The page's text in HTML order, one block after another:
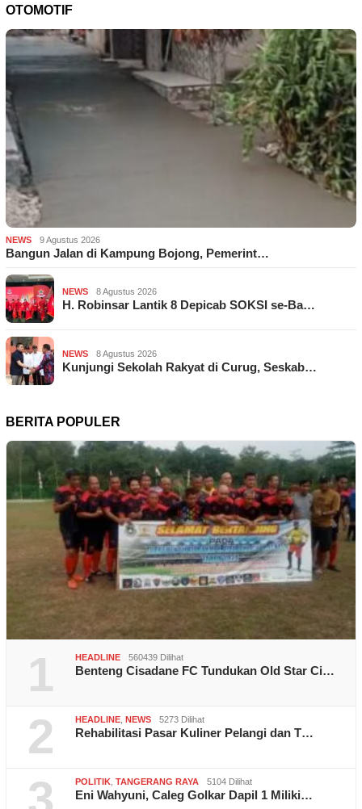
OTOMOTIF
NEWS 9 Agustus 2026
Bangun Jalan di Kampung Bojong, Pemerint…
NEWS 8 Agustus 2026
H. Robinsar Lantik 8 Depicab SOKSI se-Ba…
NEWS 8 Agustus 2026
Kunjungi Sekolah Rakyat di Curug, Seskab…
BERITA POPULER
1 HEADLINE 560439 Dilihat
Benteng Cisadane FC Tundukan Old Star Ci…
2 HEADLINE NEWS 5273 Dilihat
Rehabilitasi Pasar Kuliner Pelangi dan T…
POLITIK TANGERANG RAYA 5104 Dilihat
Eni Wahyuni, Caleg Golkar Dapil 1 Miliki…